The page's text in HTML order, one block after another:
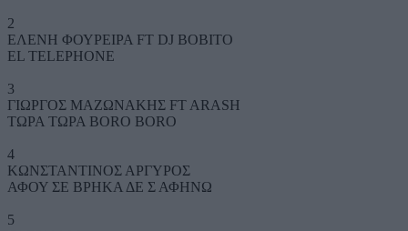
2
ΕΛΕΝΗ ΦΟΥΡΕΙΡΑ FT DJ BOBITO
EL TELEPHONE
3
ΓΙΩΡΓΟΣ ΜΑΖΩΝΑΚΗΣ FT ARASH
ΤΩΡΑ ΤΩΡΑ BORO BORO
4
ΚΩΝΣΤΑΝΤΙΝΟΣ ΑΡΓΥΡΟΣ
ΑΦΟΥ ΣΕ ΒΡΗΚΑ ΔΕ Σ ΑΦΗΝΩ
5